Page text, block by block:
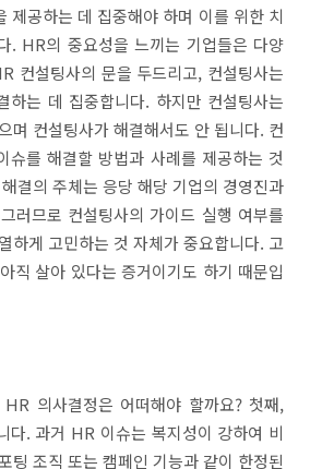
제공하는 데 집중해야 하며 이를 위한 치
. HR의 중요성을 느끼는 기업들은 다양
컨설팅사의 문을 두드리고, 컨설팅사는
하는 데 집중합니다. 하지만 컨설팅사는
며 컨설팅사가 해결해서도 안 됩니다. 컨
슈를 해결할 방법과 사례를 제공하는 것
결의 주체는 응당 해당 기업의 경영진과
러므로 컨설팅사의 가이드 실행 여부를
하게 고민하는 것 자체가 중요합니다. 고
직 살아 있다는 증거이기도 하기 때문입
의사결정은 어떠해야 할까요? 첫째,
다. 과거 HR 이슈는 복지성이 강하여 비
팅 조직 또는 캠페인 기능과 같이 한정된